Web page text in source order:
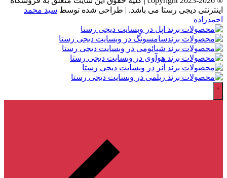
اینترنتی دیجی رستا می باشد. | طراحی شده توسط سید محمد
احمدزاده